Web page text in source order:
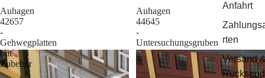
Anfahrt
rten
Versand
Rücksend
Auhagen
42657
-
Gehwegplatten
mit
Zubehör
Auhagen
44645
-
Untersuchungsgruben